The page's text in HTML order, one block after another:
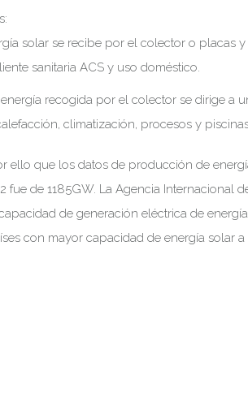
solar se recibe por el colector o placas
sanitaria ACS y uso doméstico.
recogida por el colector se dirige a
climatización, procesos y
ello que los datos de producción de
de 1185GW. La Agencia Internacional
de generación eléctrica de
con mayor capacidad de energía solar